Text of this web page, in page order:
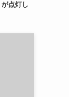
点灯し